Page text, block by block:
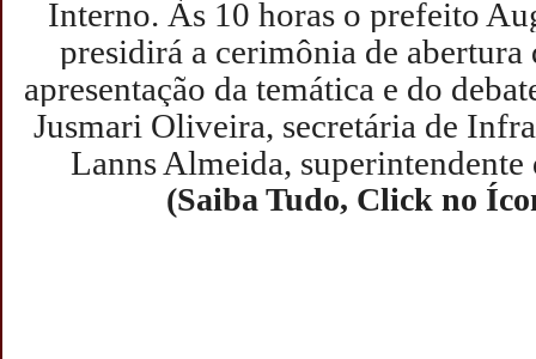
Interno. Às 10 horas o prefeito
presidirá a cerimônia de abertura
apresentação da temática e do
Jusmari Oliveira, secretária de
Lanns Almeida,
(Saiba Tudo, Click no